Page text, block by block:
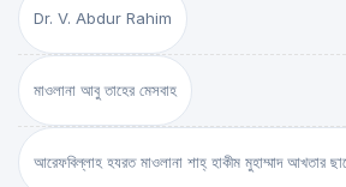
Dr. V. Abdur Rahim
মাওলানা আবু তাহের মেসবাহ
আরেফবিল্লাহ হযরত মাওলানা শাহ্ হাকীম মুহাম্মাদ আখতার